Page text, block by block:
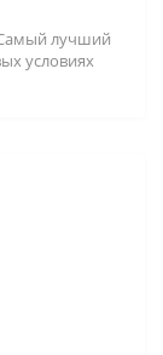
лучший
условиях